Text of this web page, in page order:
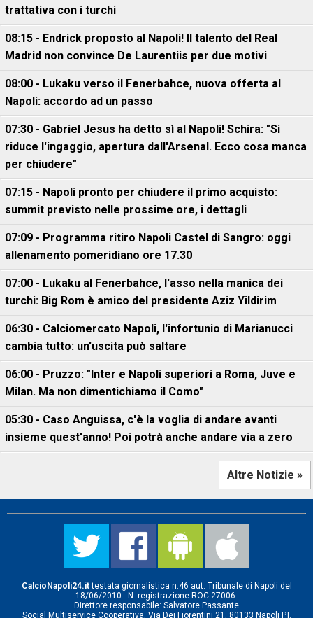
trattativa con i turchi
08:15 - Endrick proposto al Napoli! Il talento del Real
Madrid non convince De Laurentiis per due motivi
08:00 - Lukaku verso il Fenerbahce, nuova offerta al
Napoli: accordo ad un passo
07:30 - Gabriel Jesus ha detto sì al Napoli! Schira: "Si
riduce l'ingaggio, apertura dall'Arsenal. Ecco cosa manca
per chiudere"
07:15 - Napoli pronto per chiudere il primo acquisto:
summit previsto nelle prossime ore, i dettagli
07:09 - Programma ritiro Napoli Castel di Sangro: oggi
allenamento pomeridiano ore 17.30
07:00 - Lukaku al Fenerbahce, l'asso nella manica dei
turchi: Big Rom è amico del presidente Aziz Yildirim
06:30 - Calciomercato Napoli, l'infortunio di Marianucci
cambia tutto: un'uscita può saltare
06:00 - Pruzzo: "Inter e Napoli superiori a Roma, Juve e
Milan. Ma non dimentichiamo il Como"
05:30 - Caso Anguissa, c'è la voglia di andare avanti
insieme quest'anno! Poi potrà anche andare via a zero
Altre Notizie »
CalcioNapoli24.ittestata giornalistica n.46 aut. Tribunale di Napoli del
18/06/2010 - N. registrazione ROC-27006.
Direttore responsabile: Salvatore Passante
Social Multiservice Cooperativa, Via Dei Fiorentini 21, 80133 Napoli P.I.